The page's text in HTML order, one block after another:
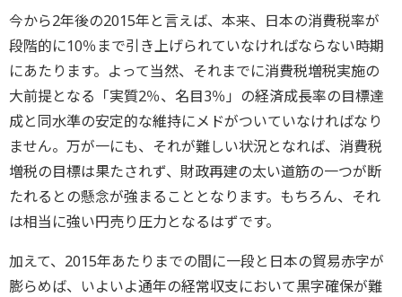
今から2年後の2015年と言えば、本来、日本の消費税率が
段階的に10％まで引き上げられていなければならない時期
にあたります。よって当然、それまでに消費税増税実施の
大前提となる「実質2％、名目3％」の経済成長率の目標達
成と同水準の安定的な維持にメドがついていなければなり
ません。万が一にも、それが難しい状況となれば、消費税
増税の目標は果たされず、財政再建の太い道筋の一つが断
たれるとの懸念が強まることとなります。もちろん、それ
は相当に強い円売り圧力となるはずです。
加えて、2015年あたりまでの間に一段と日本の貿易赤字が
膨らめば、いよいよ通年の経常収支において黒字確保が難